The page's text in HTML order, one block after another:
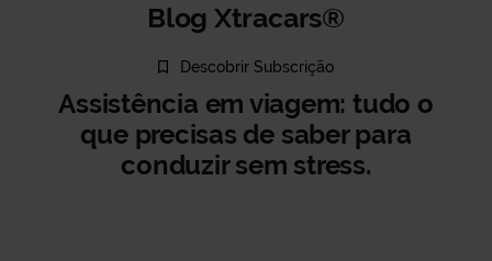
Blog Xtracars®
Descobrir Subscrição
Assistência em viagem: tudo o
que precisas de saber para
conduzir sem stress.